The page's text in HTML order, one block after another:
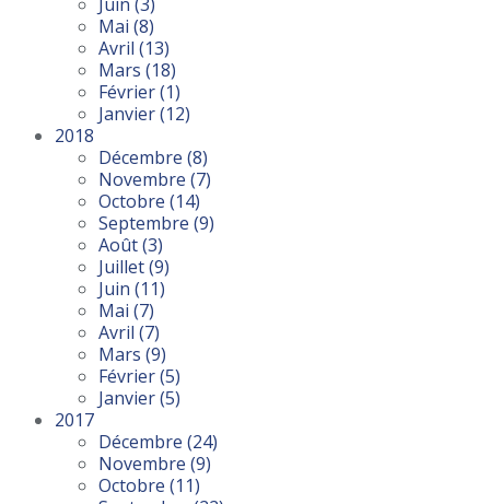
Mai (8)
Avril (13)
Mars (18)
Février(1)
Janvier(12)
2018
Décembre (8)
Novembre (7)
Octobre (14)
Septembre (9)
Août(3)
Juillet(9)
Juin (11)
Mai (7)
Avril (7)
Mars (9)
Février(5)
Janvier(5)
2017
Décembre (24)
Novembre (9)
Octobre (11)